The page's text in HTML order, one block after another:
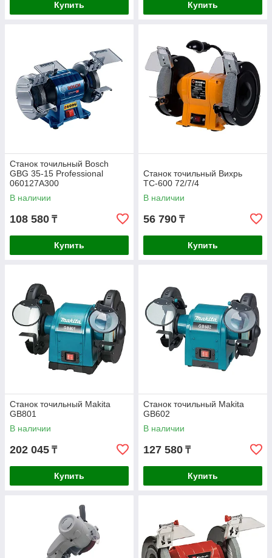
Купить Купить
Станок точильный Bosch
GBG 35-15 Professional
060127A300
В наличии
108 580 ₸
Купить
Станок точильный Вихрь
ТС-600 72/7/4
В наличии
56 790 ₸
Купить
Станок точильный Makita
GB801
В наличии
202 045 ₸
Купить
Станок точильный Makita
GB602
В наличии
127 580 ₸
Купить